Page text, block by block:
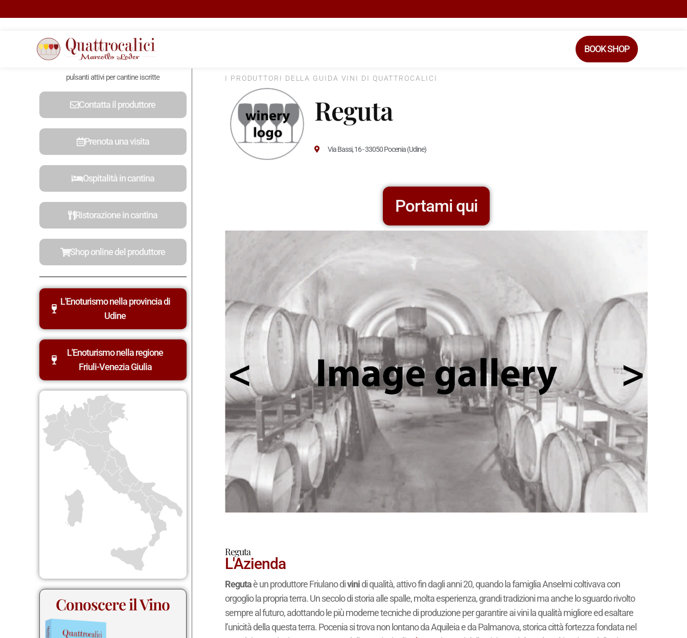
BOOK SHOP
pulsanti attivi per cantine iscritte
Contatta il produttore
Prenota una visita
Ospitalità in cantina
Ristorazione in cantina
Shop online del produttore
L'Enoturismo nella provincia di
Udine
L'Enoturismo nella regione
Friuli-Venezia Giulia
Conoscere il Vino
I PRODUTTORI DELLA GUIDA VINI DI QUATTROCALICI
Reguta
Via Bassi, 16 - 33050 Pocenia (Udine)
Portami qui
Reguta
L'Azienda
Regutaè un produttore Friulano divinidi qualità, attivo fin dagli anni 20, quando la famiglia Anselmi coltivava con
orgoglio la propria terra. Un secolo di storia alle spalle, molta esperienza, grandi tradizioni ma anche lo sguardo rivolto
sempre al futuro, adottando le più moderne tecniche di produzione per garantire ai vini la qualità migliore ed esaltare
l’unicità della questa terra. Pocenia si trova non lontano da Aquileia e da Palmanova, storica città fortezza fondata nel